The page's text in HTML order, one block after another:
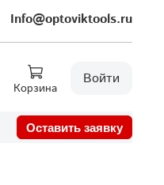
Info@optoviktools.ru
Корзина
Войти
Оставить заявку